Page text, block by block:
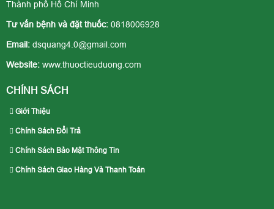
Thành phố Hồ Chí Minh
Tư vấn bệnh và đặt thuốc: 0818006928
Email: dsquang4.0@gmail.com
Website: www.thuoctieuduong.com
CHÍNH SÁCH
Giới Thiệu
Chính Sách Đổi Trả
Chính Sách Bảo Mật Thông Tin
Chính Sách Giao Hàng Và Thanh Toán